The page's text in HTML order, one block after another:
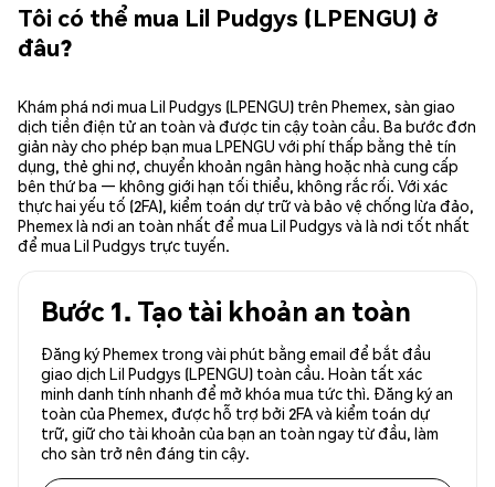
Tôi có thể mua Lil Pudgys (LPENGU) ở
đâu?
Khám phá nơi mua Lil Pudgys (LPENGU) trên Phemex, sàn giao
dịch tiền điện tử an toàn và được tin cậy toàn cầu. Ba bước đơn
giản này cho phép bạn mua LPENGU với phí thấp bằng thẻ tín
dụng, thẻ ghi nợ, chuyển khoản ngân hàng hoặc nhà cung cấp
bên thứ ba — không giới hạn tối thiểu, không rắc rối. Với xác
thực hai yếu tố (2FA), kiểm toán dự trữ và bảo vệ chống lừa đảo,
Phemex là nơi an toàn nhất để mua Lil Pudgys và là nơi tốt nhất
để mua Lil Pudgys trực tuyến.
Bước 1. Tạo tài khoản an toàn
Đăng ký Phemex trong vài phút bằng email để bắt đầu
giao dịch Lil Pudgys (LPENGU) toàn cầu. Hoàn tất xác
minh danh tính nhanh để mở khóa mua tức thì. Đăng ký an
toàn của Phemex, được hỗ trợ bởi 2FA và kiểm toán dự
trữ, giữ cho tài khoản của bạn an toàn ngay từ đầu, làm
cho sàn trở nên đáng tin cậy.